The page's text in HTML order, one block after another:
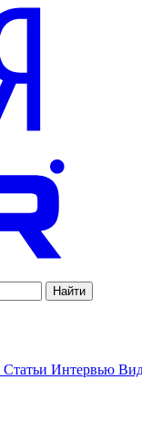
Найти
Статьи Интервью